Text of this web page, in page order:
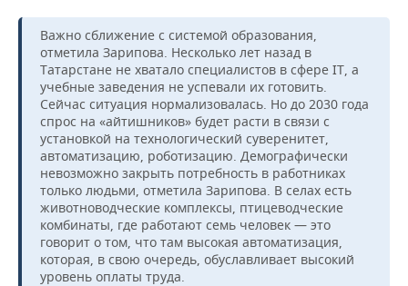
Важно сближение с системой образования,
отметила Зарипова. Несколько лет назад в
Татарстане не хватало специалистов в сфере IT, а
учебные заведения не успевали их готовить.
Сейчас ситуация нормализовалась. Но до 2030 года
спрос на «айтишников» будет расти в связи с
установкой на технологический суверенитет,
автоматизацию, роботизацию. Демографически
невозможно закрыть потребность в работниках
только людьми, отметила Зарипова. В селах есть
животноводческие комплексы, птицеводческие
комбинаты, где работают семь человек — это
говорит о том, что там высокая автоматизация,
которая, в свою очередь, обуславливает высокий
уровень оплаты труда.